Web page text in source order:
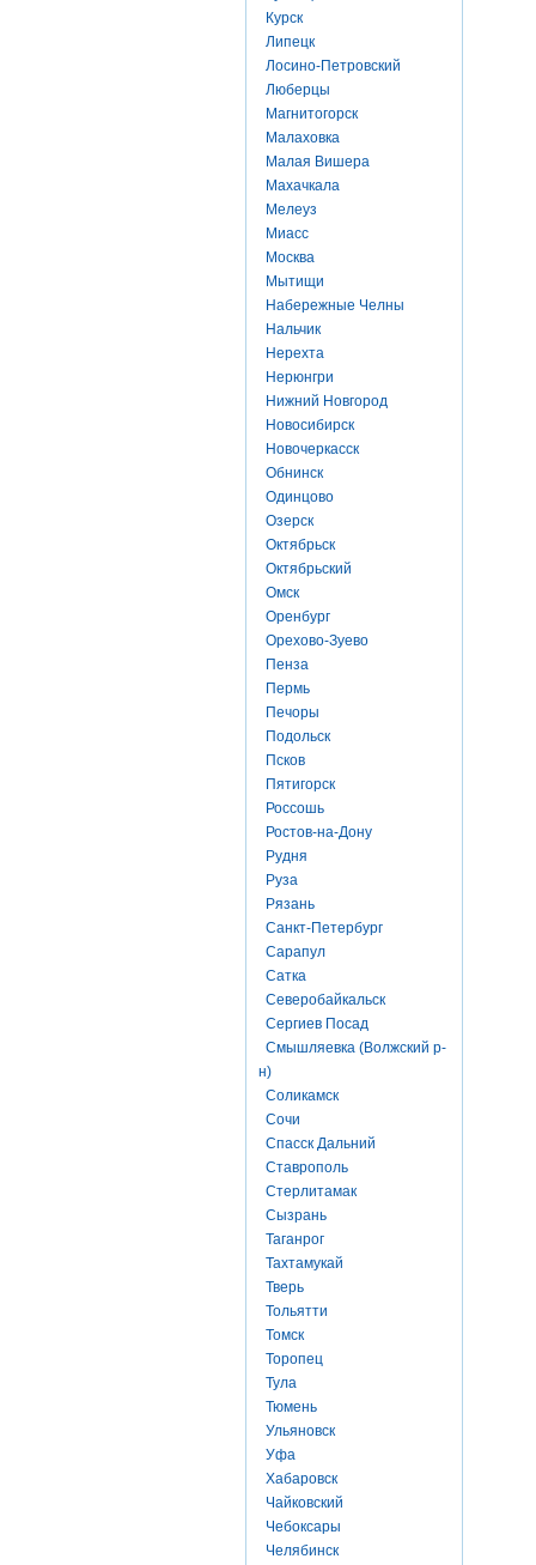
Курск
Липецк
Лосино-Петровский
Люберцы
Магнитогорск
Малаховка
Малая Вишера
Махачкала
Мелеуз
Миасс
Москва
Мытищи
Набережные Челны
Нальчик
Нерехта
Нерюнгри
Нижний Новгород
Новосибирск
Новочеркасск
Обнинск
Одинцово
Озерск
Октябрьск
Октябрьский
Омск
Оренбург
Орехово-Зуево
Пенза
Пермь
Печоры
Подольск
Псков
Пятигорск
Россошь
Ростов-на-Дону
Рудня
Руза
Рязань
Санкт-Петербург
Сарапул
Сатка
Северобайкальск
Сергиев Посад
Смышляевка (Волжский р-
н)
Соликамск
Сочи
Спасск Дальний
Ставрополь
Стерлитамак
Сызрань
Таганрог
Тахтамукай
Тверь
Тольятти
Томск
Торопец
Тула
Тюмень
Ульяновск
Уфа
Хабаровск
Чайковский
Чебоксары
Челябинск